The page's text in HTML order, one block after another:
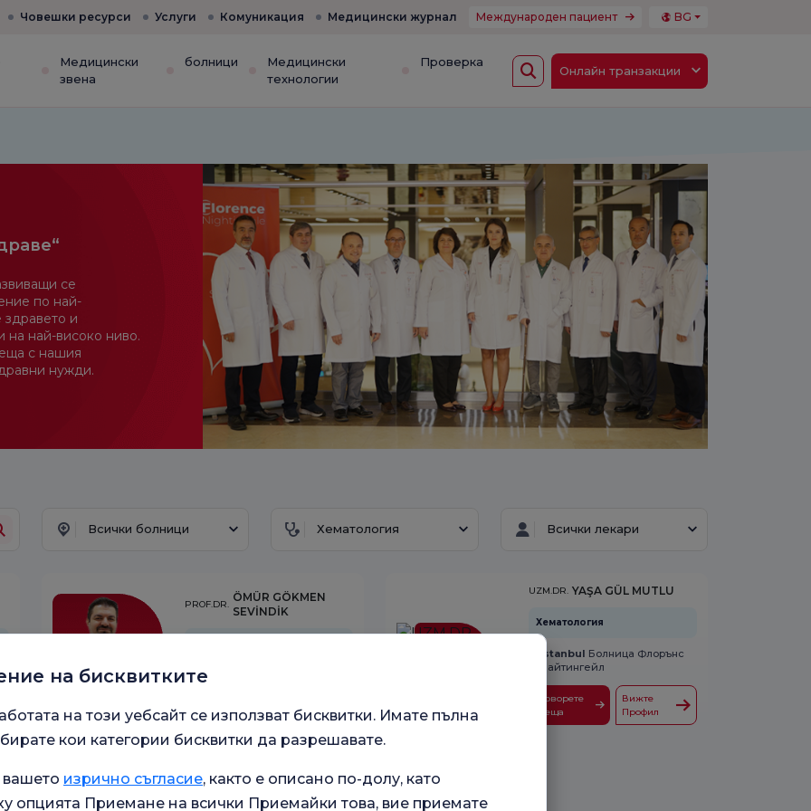
Човешки ресурси Услуги Комуникация Медицински журнал Международен пациент BG
Медицински
звена
болници
Медицински
технологии
Проверка
Онлайн транзакции
се
по най-
и
на най-високо ниво.
с нашия
нужди.
Всички болници Хематология Всички лекари
PROF.DR.
ÖMÜR GÖKMEN
SEVİNDİK
İstanbul
Уговорете
Вижте
UZM.DR. YAŞA GÜL MUTLU
Хематология
İstanbul Болница Флорънс
Найтингейл
Уговорете
среща
Вижте
Профил
на бисквитките
на този уебсайт се използват бисквитки. Имате пълна
кои категории бисквитки да разрешавате.
вашето изрично съгласие, както е описано по-долу, като
опцията Приемане на всички Приемайки това, вие приемате